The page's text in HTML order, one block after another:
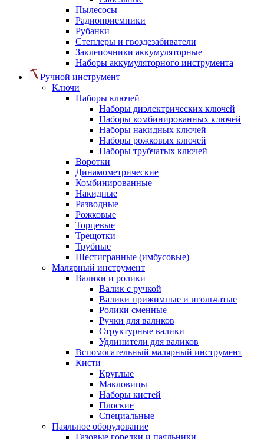
Пылесосы
Радиоприемники
Рубанки
Степлеры и гвоздезабиватели
Заклепочники аккумуляторные
Наборы аккумуляторного инструмента
Ручной инструмент
Ключи
Наборы ключей
Наборы диэлектрических ключей
Наборы комбинированных ключей
Наборы накидных ключей
Наборы рожковых ключей
Наборы трубчатых ключей
Воротки
Динамометрические
Комбинированные
Накидные
Разводные
Рожковые
Торцевые
Трещотки
Трубные
Шестигранные (имбусовые)
Малярный инструмент
Валики и ролики
Валик с ручкой
Валики прижимные и игольчатые
Ролики сменные
Ручки для валиков
Структурные валики
Удлинители для валиков
Вспомогательный малярный инструмент
Кисти
Круглые
Макловицы
Наборы кистей
Плоские
Специальные
Паяльное оборудование
Газовые горелки и паяльники